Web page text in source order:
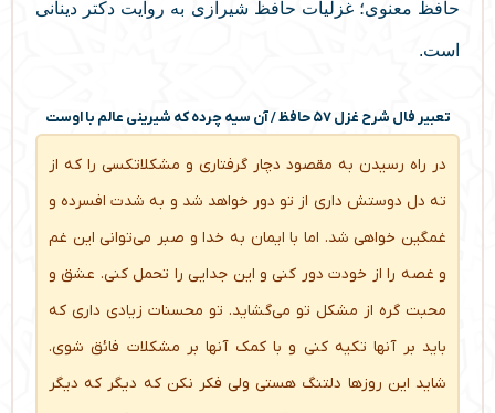
حافظ معنوی؛ غزلیات حافظ شیرازی به روایت دکتر دینانی
است.
تعبیر فال شرح غزل ۵۷ حافظ / آن سیه چرده که شیرینی عالم با اوست
در راه رسیدن به مقصود دچار گرفتاری و مشکلاتکسی را که از
ته دل دوستش داری از تو دور خواهد شد و به شدت افسرده و
غمگین خواهی شد. اما با ایمان به خدا و صبر می‌توانی این غم
و غصه را از خودت دور کنی و این جدایی را تحمل کنی. عشق و
محبت گره از مشکل تو می‌گشاید. تو محسنات زیادی داری که
باید بر آنها تکیه کنی و با کمک آنها بر مشکلات فائق شوی.
شاید این روزها دلتنگ هستی ولی فکر نکن که دیگر که دیگر